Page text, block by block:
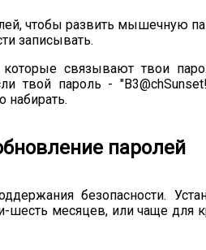
чтобы развить мышечную
записывать.
которые связывают твои
твой пароль -
набирать.
паролей
безопасности.
шесть месяцев, или чаще для